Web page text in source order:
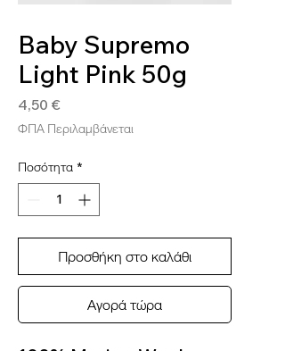
Baby Supremo
Light Pink 50g
4,50 €
ΦΠΑ Περιλαμβάνεται
Ποσότητα *
Προσθήκη στο καλάθι
Αγορά τώρα